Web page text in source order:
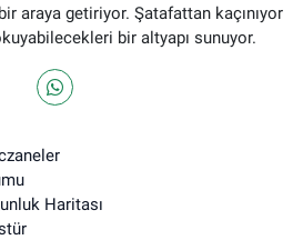
araya getiriyor. Şatafattan kaçınıyor
bir altyapı sunuyor.
Haritası